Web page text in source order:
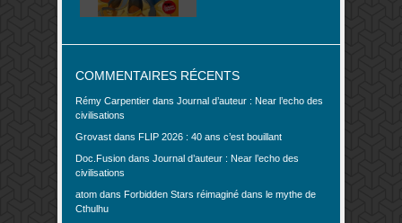
COMMENTAIRES RÉCENTS
Rémy Carpentier dans Journal d’auteur : Near l’echo des
civilisations
Grovast dans FLIP 2026 : 40 ans c’est bouillant
Doc.Fusion dans Journal d’auteur : Near l’echo des
civilisations
atom dans Forbidden Stars réimaginé dans le mythe de
Cthulhu